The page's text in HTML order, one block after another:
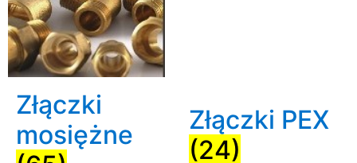
Złączki
mosiężne
Złączki PEX
(24)